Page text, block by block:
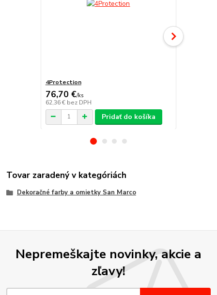
4Protection
76,70 €/ks
62,36 € bez DPH
Pridať do košíka
Tovar zaradený v kategóriách
Dekoračné farby a omietky San Marco
Nepremeškajte novinky, akcie a
zľavy!